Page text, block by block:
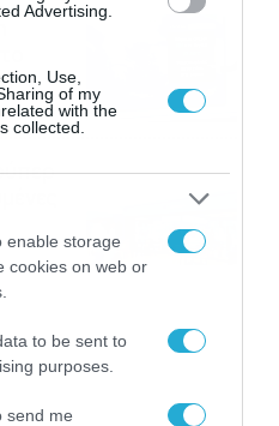
Advertising.
Use,
of my
with the
collected.
enable storage
cookies on web or
to be sent to
purposes.
send me